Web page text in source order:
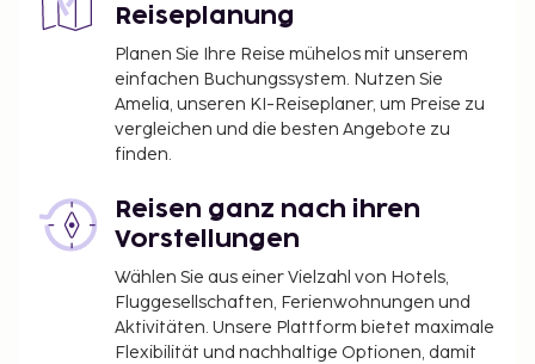
Reiseplanung
Planen Sie Ihre Reise mühelos mit unserem
einfachen Buchungssystem. Nutzen Sie
Amelia, unseren KI-Reiseplaner, um Preise zu
vergleichen und die besten Angebote zu
finden.
Reisen ganz nach ihren
Vorstellungen
Wählen Sie aus einer Vielzahl von Hotels,
Fluggesellschaften, Ferienwohnungen und
Aktivitäten. Unsere Plattform bietet maximale
Flexibilität und nachhaltige Optionen, damit